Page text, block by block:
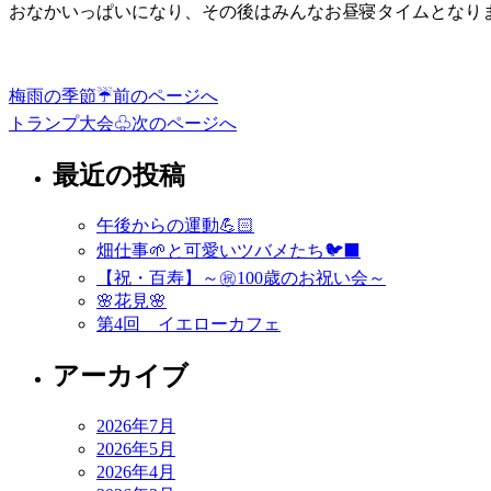
おなかいっぱいになり、その後はみんなお昼寝タイムとなり
投
稿
梅雨の季節☔️前のページへ
トランプ大会♧次のページへ
最近の投稿
午後からの運動💪🏻
畑仕事🌱と可愛いツバメたち🐦‍⬛
【祝・百寿】～㊗️100歳のお祝い会～
🌸花見🌸
第4回 イエローカフェ
アーカイブ
2026年7月
2026年5月
2026年4月